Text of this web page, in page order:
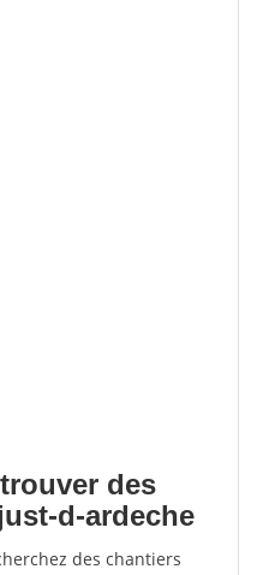
des
d-ardeche
des chantiers